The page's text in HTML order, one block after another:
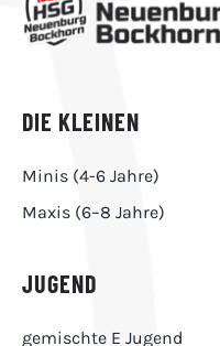
DIE KLEINEN
Minis (4-6 Jahre)
Maxis (6–8 Jahre)
JUGEND
gemischte E Jugend